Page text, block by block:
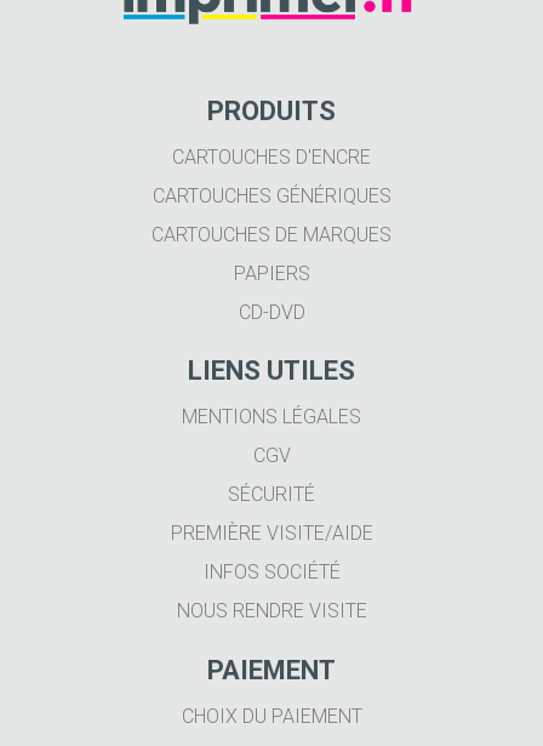
PRODUITS
CARTOUCHES D'ENCRE
CARTOUCHES GÉNÉRIQUES
CARTOUCHES DE MARQUES
PAPIERS
CD-DVD
LIENS UTILES
MENTIONS LÉGALES
CGV
SÉCURITÉ
PREMIÈRE VISITE/AIDE
INFOS SOCIÉTÉ
NOUS RENDRE VISITE
PAIEMENT
CHOIX DU PAIEMENT